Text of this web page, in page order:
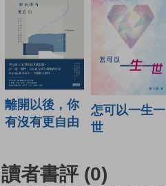
離開以後，你
有沒有更自由
怎可以一生一
世
讀者書評 (0)